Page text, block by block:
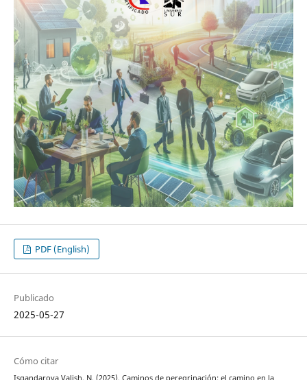
PDF (English)
Publicado
2025-05-27
Cómo citar
Isgandarova Valish, N. (2025). Caminos de peregrinación: el camino en la